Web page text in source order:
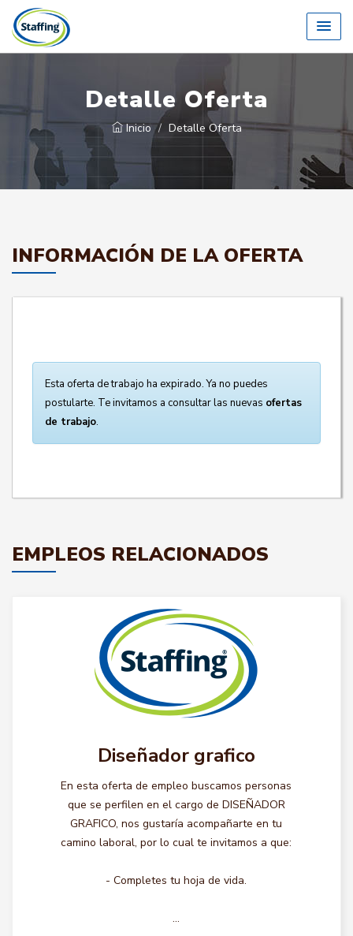
Detalle Oferta
Inicio Detalle Oferta
INFORMACIÓN DE LA OFERTA
Esta oferta de trabajo ha expirado. Ya no puedes
postularte. Te invitamos a consultar las nuevas ofertas
de trabajo.
EMPLEOS RELACIONADOS
Diseñador grafico
En esta oferta de empleo buscamos personas
que se perfilen en el cargo de DISEÑADOR
GRAFICO, nos gustaría acompañarte en tu
camino laboral, por lo cual te invitamos a que:
- Completes tu hoja de vida.
...